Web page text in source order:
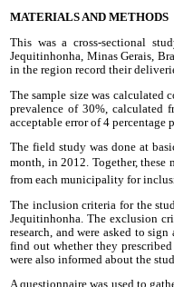
MATERIALS AND METHODS
This was a cross-sectional
Jequitinhonha, Minas Gerais,
in the region record their
The sample size was calculated
prevalence of 30%, calculated
acceptable error of 4 percentage
The field study was done at
month, in 2012. Together, these
from each municipality for
The inclusion criteria for the
Jequitinhonha. The exclusion
research, and were asked to
find out whether they
were also informed about the